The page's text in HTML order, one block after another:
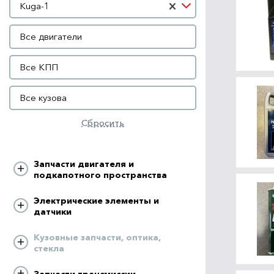
Запчасти двигателя и
подкапотного пространства
Электрические элементы и
датчики
Кузовные запчасти, оптика,
стекла
×
Kuga-1
Двигатель
Все двигатели
КПП
Все КПП
Кузов
Все кузова
Сбросить